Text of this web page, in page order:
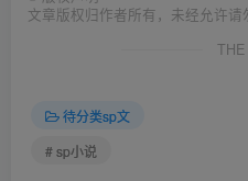
“哼”何副司令听着何晨光的
文章版权归作者所有，未经允许请
THE
待分类sp文
# sp小说